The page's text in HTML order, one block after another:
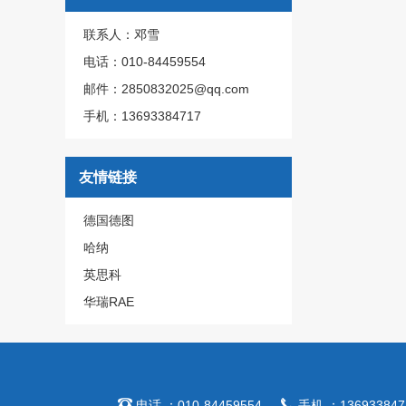
联系人：邓雪
电话：010-84459554
邮件：2850832025@qq.com
手机：13693384717
友情链接
德国德图
哈纳
英思科
华瑞RAE